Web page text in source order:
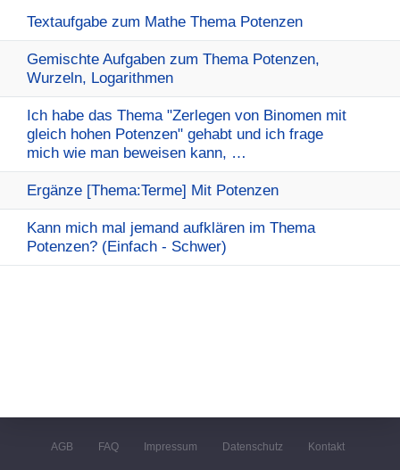
Textaufgabe zum Mathe Thema Potenzen
Gemischte Aufgaben zum Thema Potenzen,
Wurzeln, Logarithmen
Ich habe das Thema "Zerlegen von Binomen mit
gleich hohen Potenzen" gehabt und ich frage
mich wie man beweisen kann, …
Ergänze [Thema:Terme] Mit Potenzen
Kann mich mal jemand aufklären im Thema
Potenzen? (Einfach - Schwer)
AGB FAQ Impressum Datenschutz Kontakt